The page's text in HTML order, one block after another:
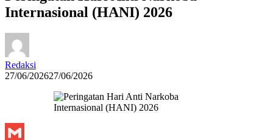
Internasional (HANI) 2026
Redaksi
27/06/202627/06/2026